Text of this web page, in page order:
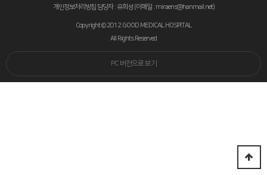
개인정보처리방침 담당자 : 유희성 (이메일 : miraens@hanmail.net)
Copyright © 2012 GOOD MEDICAL HOSPITAL
All Rights Reserved
PC 버전으로 보기